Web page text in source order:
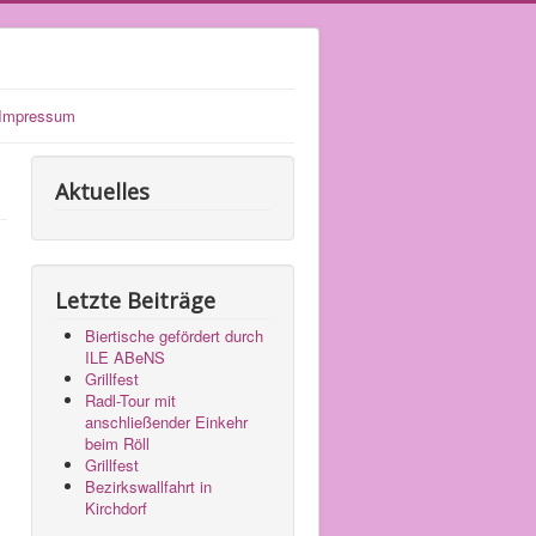
Impressum
Aktuelles
Letzte Beiträge
Biertische gefördert durch
ILE ABeNS
Grillfest
Radl-Tour mit
anschließender Einkehr
beim Röll
Grillfest
Bezirkswallfahrt in
Kirchdorf